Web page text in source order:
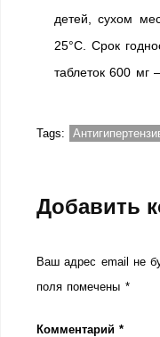
детей, сухом
25°С. Срок
таблеток 600 мг
Tags:
Добавить
Ваш адрес email не
поля помечены *
Комментарий*